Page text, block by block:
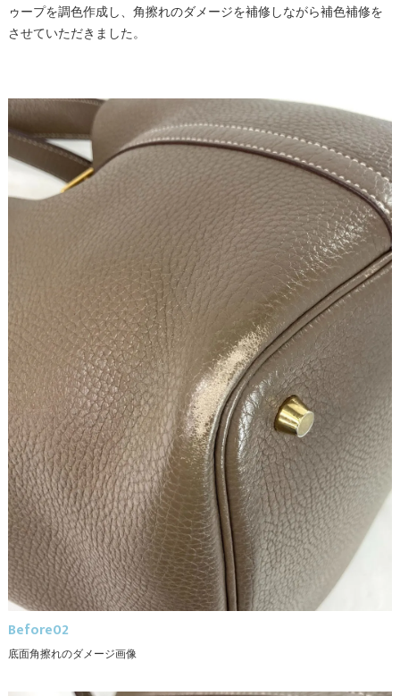
ゥープを調色作成し、角擦れのダメージを補修しながら補色補修を
させていただきました。
Before02
底面角擦れのダメージ画像